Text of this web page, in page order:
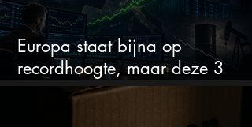
Europa staat bijna op
recordhoogte, maar deze 3
sectoren vallen nu op